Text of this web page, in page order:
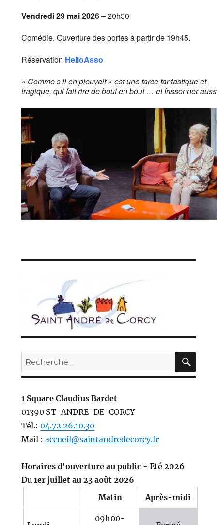
Vendredi 29 mai 2026 –20h30
Comédie. Ouverture des portes à partir de 19h45.
Réservation HelloAsso
« Comme s’il en pleuvait » est une farce fantastique et
tragique, qui fait rire de bout en bout … et frissonner
Recherche
pour :
1 Square Claudius Bardet
01390 ST-ANDRE-DE-CORCY
Tél.: 04.72.26.10.30
Mail : accueil@saintandredecorcy.fr
Horaires d'ouverture au public - Eté 2026
Du 1er juillet au 23 août 2026
Matin
Après-midi
09h00-